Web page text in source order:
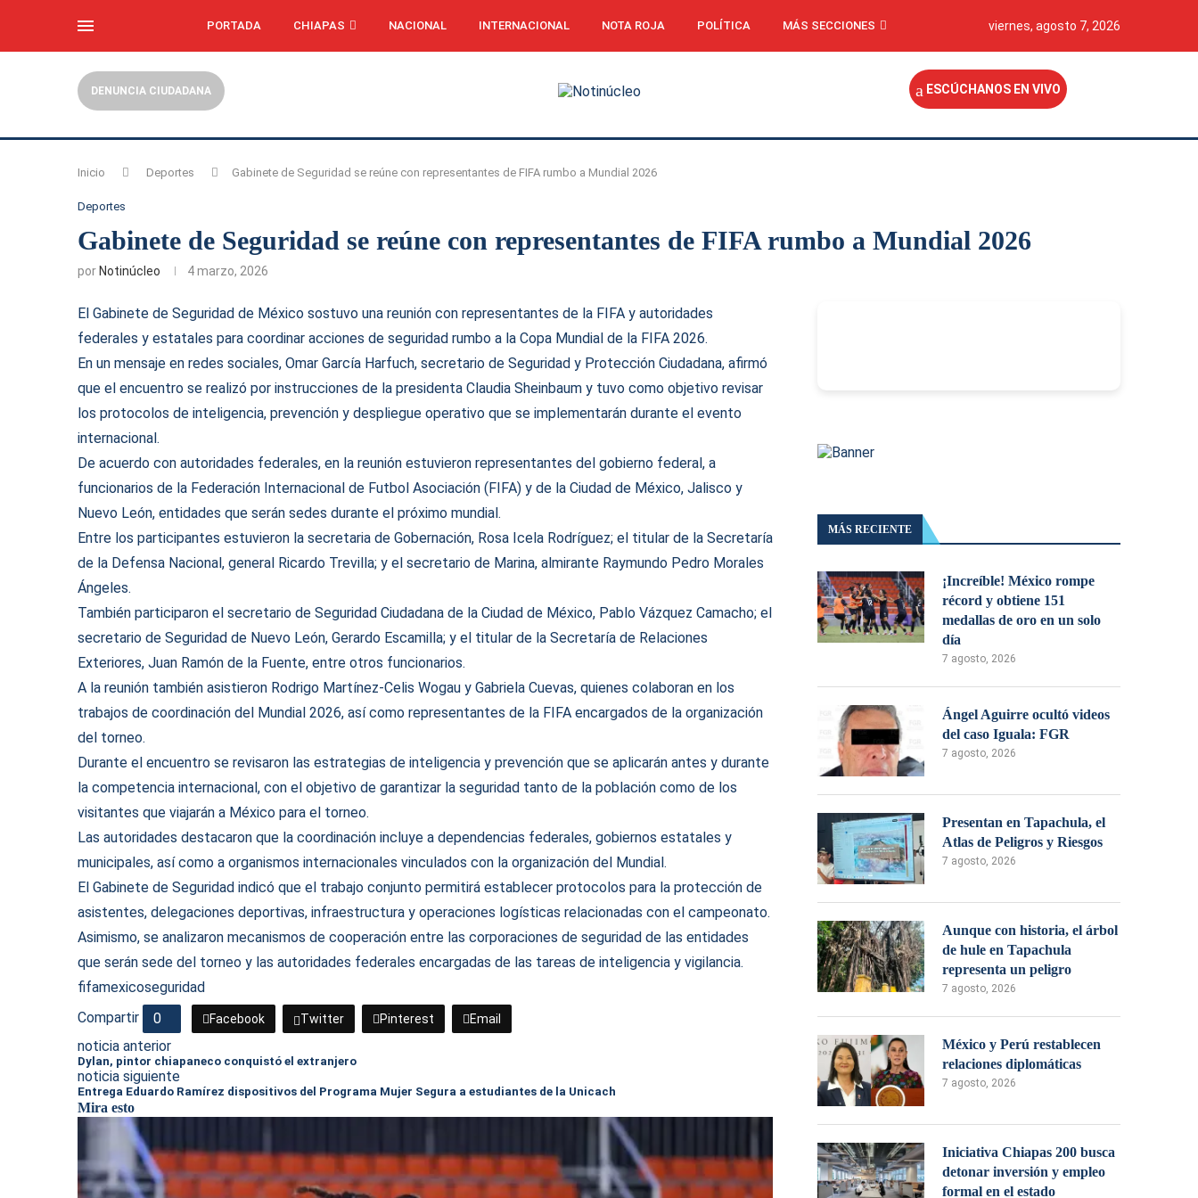
PORTADA CHIAPAS NACIONAL INTERNACIONAL NOTA ROJA POLÍTICA MÁS SECCIONES viernes, agosto 7, 2026
DENUNCIA CIUDADANA ESCÚCHANOS EN VIVO
Inicio Deportes Gabinete de Seguridad se reúne con representantes de FIFA rumbo a Mundial 2026
Deportes
Gabinete de Seguridad se reúne con representantes de FIFA rumbo a Mundial 2026
por Notinúcleo 4 marzo, 2026
El Gabinete de Seguridad de México sostuvo una reunión con representantes de la FIFA y autoridades
federales y estatales para coordinar acciones de seguridad rumbo a la Copa Mundial de la FIFA 2026.
En un mensaje en redes sociales, Omar García Harfuch, secretario de Seguridad y Protección Ciudadana, afirmó
que el encuentro se realizó por instrucciones de la presidenta Claudia Sheinbaum y tuvo como objetivo revisar
los protocolos de inteligencia, prevención y despliegue operativo que se implementarán durante el evento
internacional.
De acuerdo con autoridades federales, en la reunión estuvieron representantes del gobierno federal, a
funcionarios de la Federación Internacional de Futbol Asociación (FIFA) y de la Ciudad de México, Jalisco y
Nuevo León, entidades que serán sedes durante el próximo mundial.
Entre los participantes estuvieron la secretaria de Gobernación, Rosa Icela Rodríguez; el titular de la Secretaría
de la Defensa Nacional, general Ricardo Trevilla; y el secretario de Marina, almirante Raymundo Pedro Morales
Ángeles.
También participaron el secretario de Seguridad Ciudadana de la Ciudad de México, Pablo Vázquez Camacho; el
secretario de Seguridad de Nuevo León, Gerardo Escamilla; y el titular de la Secretaría de Relaciones
Exteriores, Juan Ramón de la Fuente, entre otros funcionarios.
A la reunión también asistieron Rodrigo Martínez-Celis Wogau y Gabriela Cuevas, quienes colaboran en los
trabajos de coordinación del Mundial 2026, así como representantes de la FIFA encargados de la organización
del torneo.
Durante el encuentro se revisaron las estrategias de inteligencia y prevención que se aplicarán antes y durante
la competencia internacional, con el objetivo de garantizar la seguridad tanto de la población como de los
visitantes que viajarán a México para el torneo.
Las autoridades destacaron que la coordinación incluye a dependencias federales, gobiernos estatales y
municipales, así como a organismos internacionales vinculados con la organización del Mundial.
El Gabinete de Seguridad indicó que el trabajo conjunto permitirá establecer protocolos para la protección de
asistentes, delegaciones deportivas, infraestructura y operaciones logísticas relacionadas con el campeonato.
Asimismo, se analizaron mecanismos de cooperación entre las corporaciones de seguridad de las entidades
que serán sede del torneo y las autoridades federales encargadas de las tareas de inteligencia y vigilancia.
fifamexicoseguridad
Compartir
0 Facebook Twitter Pinterest Email
noticia anterior
Dylan, pintor chiapaneco conquistó el extranjero
noticia siguiente
Entrega Eduardo Ramírez dispositivos del Programa Mujer Segura a estudiantes de la Unicach
Mira esto
MÁS RECIENTE
¡Increíble! México rompe
récord y obtiene 151
medallas de oro en un solo
día
7 agosto, 2026
Ángel Aguirre ocultó videos
del caso Iguala: FGR
7 agosto, 2026
Presentan en Tapachula, el
Atlas de Peligros y Riesgos
7 agosto, 2026
Aunque con historia, el árbol
de hule en Tapachula
representa un peligro
7 agosto, 2026
México y Perú restablecen
relaciones diplomáticas
7 agosto, 2026
Iniciativa Chiapas 200 busca
detonar inversión y empleo
formal en el estado